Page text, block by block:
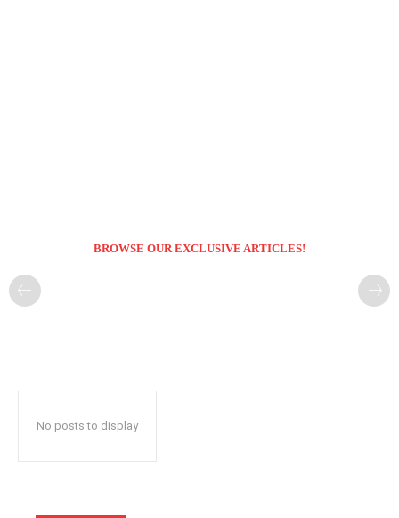
BROWSE OUR EXCLUSIVE ARTICLES!
No posts to display